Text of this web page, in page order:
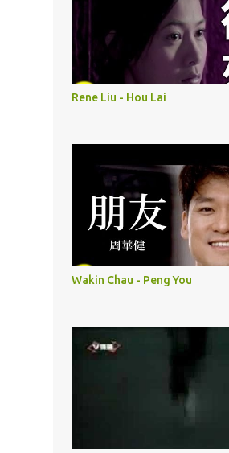
Rene Liu - Hou Lai
Wakin Chau - Peng You